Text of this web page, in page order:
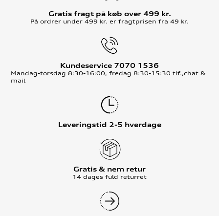
Gratis fragt på køb over 499 kr.
På ordrer under 499 kr. er fragtprisen fra 49 kr.
Kundeservice 7070 1536
Mandag-torsdag 8:30-16:00, fredag 8:30-15:30 tlf.,chat &
mail
Leveringstid 2-5 hverdage
Gratis & nem retur
14 dages fuld returret